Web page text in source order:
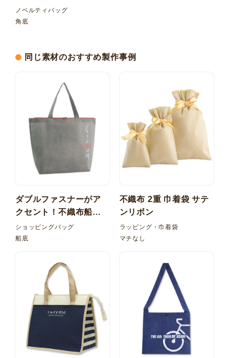
ノベルティバッグ
角底
同じ素材のおすすめ製作事例
ダブルファスナーがア
クセント！不織布船底
バッグ 内ポケット
ショッピングバッグ
船底
不織布 2重 巾着袋 サテ
ンリボン
ラッピング・巾着袋
マチなし